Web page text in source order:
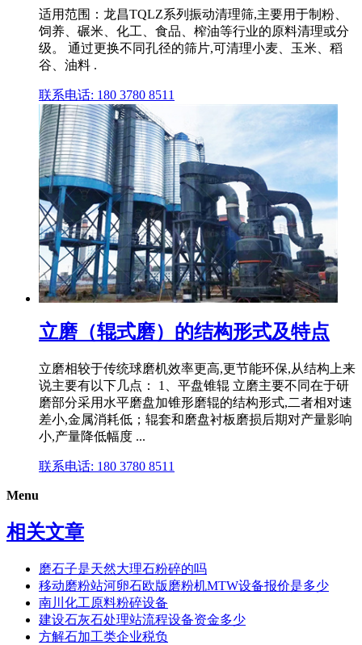
适用范围：龙昌TQLZ系列振动清理筛,主要用于制粉、
饲养、碾米、化工、食品、榨油等行业的原料清理或分
级。 通过更换不同孔径的筛片,可清理小麦、玉米、稻
谷、油料 .
联系电话: 180 3780 8511
立磨（辊式磨）的结构形式及特点
立磨相较于传统球磨机效率更高,更节能环保,从结构上来
说主要有以下几点： 1、平盘锥辊 立磨主要不同在于研
磨部分采用水平磨盘加锥形磨辊的结构形式,二者相对速
差小,金属消耗低；辊套和磨盘衬板磨损后期对产量影响
小,产量降低幅度 ...
联系电话: 180 3780 8511
Menu
相关文章
磨石子是天然大理石粉碎的吗
移动磨粉站河卵石欧版磨粉机MTW设备报价是多少
南川化工原料粉碎设备
建设石灰石处理站流程设备资金多少
方解石加工类企业税负